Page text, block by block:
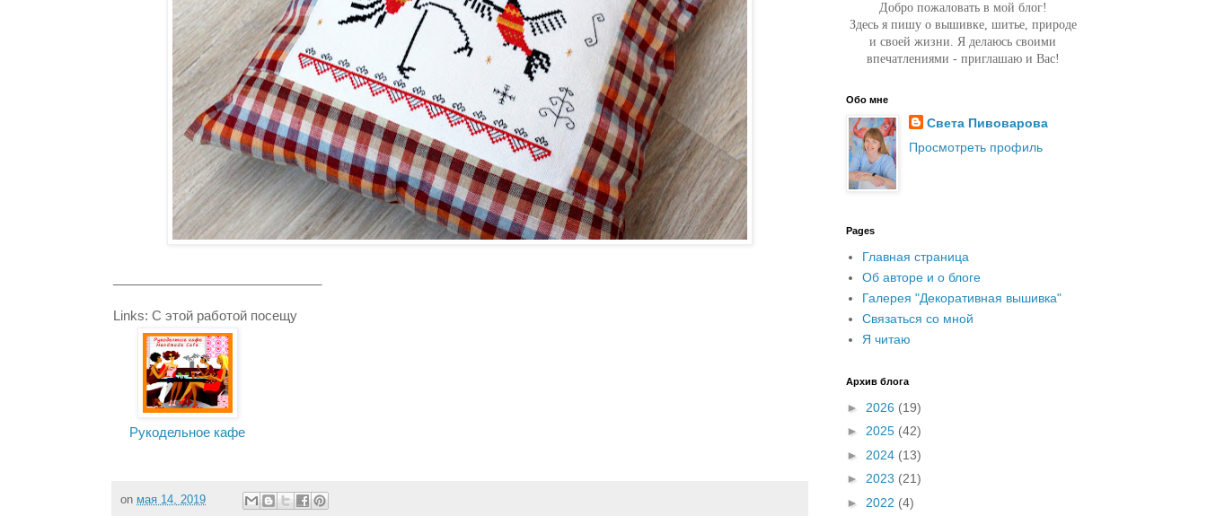
Links: С этой работой посещу
Рукодельное кафе
on мая 14, 2019
Добро пожаловать в мой блог!
Здесь я пишу о вышивке, шитье, природе
и своей жизни. Я делаюсь своими
впечатлениями - приглашаю и Вас!
Обо мне
Света Пивоварова
Просмотреть профиль
Pages
Главная страница
Об авторе и о блоге
Галерея "Декоративная вышивка"
Связаться со мной
Я читаю
Архив блога
► 2026 (19)
► 2025 (42)
► 2024 (13)
► 2023 (21)
► 2022 (4)